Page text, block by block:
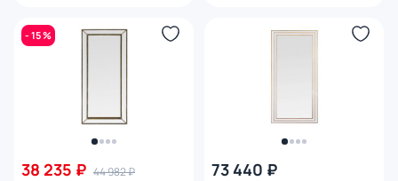
- 15 %
38 235 ₽ 44 982 ₽
73 440 ₽